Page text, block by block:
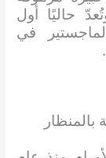
منذ عام ٢٠٠٢، وتُعدّ حاليًا أول
في